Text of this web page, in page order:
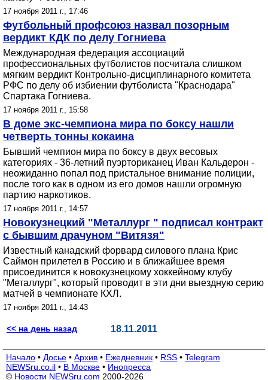
17 ноября 2011 г., 17:46
Футбольный профсоюз назвал позорным
вердикт КДК по делу Гогниева
Международная федерация ассоциаций
профессиональных футболистов посчитала слишком
мягким вердикт Контрольно-дисциплинарного комитета
РФС по делу об избиении футболиста "Краснодара"
Спартака Гогниева.
17 ноября 2011 г., 15:58
В доме экс-чемпиона мира по боксу нашли
четверть тонны кокаина
Бывший чемпион мира по боксу в двух весовых
категориях - 36-летний пуэрториканец Иван Кальдерон -
неожиданно попал под пристальное внимание полиции,
после того как в одном из его домов нашли огромную
партию наркотиков.
17 ноября 2011 г., 14:57
Новокузнецкий "Металлург " подписал контракт
с бывшим драчуном "Витязя"
Известный канадский форвард силового плана Крис
Саймон прилетел в Россию и в ближайшее время
присоединится к новокузнецкому хоккейному клубу
"Металлург", который проводит в эти дни выездную серию
матчей в чемпионате КХЛ.
17 ноября 2011 г., 14:43
<< на день назад 18.11.2011
Начало • Досье • Архив • Ежедневник • RSS • Telegram
NEWSru.co.il • В Москве • Инопресса
© Новости NEWSru.com 2000-2026